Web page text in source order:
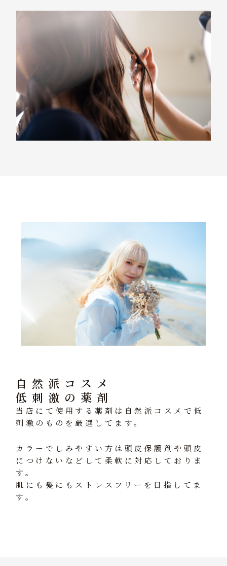
自然派コスメ
低刺激の薬剤
当店にて使用する薬剤は自然派コスメで低
刺激のものを厳選してます。
カラーでしみやすい方は頭皮保護剤や頭皮
につけないなどして柔軟に対応しておりま
す。
肌にも髪にもストレスフリーを目指してま
す。